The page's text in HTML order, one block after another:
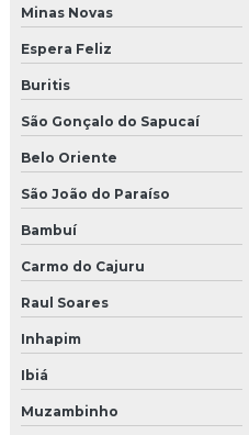
Minas Novas
Espera Feliz
Buritis
São Gonçalo do Sapucaí
Belo Oriente
São João do Paraíso
Bambuí
Carmo do Cajuru
Raul Soares
Inhapim
Ibiá
Muzambinho